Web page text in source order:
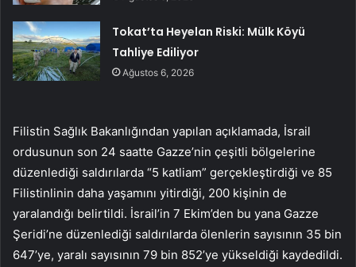
Tokat’ta Heyelan Riski: Mülk Köyü
Tahliye Ediliyor
Ağustos 6, 2026
Filistin Sağlık Bakanlığından yapılan açıklamada, İsrail
ordusunun son 24 saatte Gazze’nin çeşitli bölgelerine
düzenlediği saldırılarda “5 katliam” gerçekleştirdiği ve 85
Filistinlinin daha yaşamını yitirdiği, 200 kişinin de
yaralandığı belirtildi. İsrail’in 7 Ekim’den bu yana Gazze
Şeridi’ne düzenlediği saldırılarda ölenlerin sayısının 35 bin
647’ye, yaralı sayısının 79 bin 852’ye yükseldiği kaydedildi.